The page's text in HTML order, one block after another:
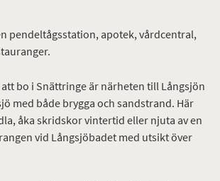
pendeltågsstation, apotek, vårdcentral,
bo i Snättringe är närheten till Långsjön
med både brygga och sandstrand. Här
åka skridskor vintertid eller njuta av en
vid Långsjöbadet med utsikt över